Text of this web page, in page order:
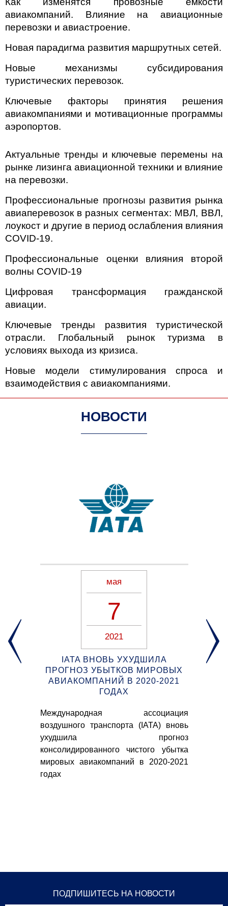
авиакомпаний. Влияние на авиационные
перевозки и авиастроение.
Новая парадигма развития маршрутных сетей.
Новые механизмы субсидирования
туристических перевозок.
Ключевые факторы принятия решения
авиакомпаниями и мотивационные программы
аэропортов.
Актуальные тренды и ключевые перемены на
рынке лизинга авиационной техники и влияние
на перевозки.
Профессиональные прогнозы развития рынка
авиаперевозок в разных сегментах: МВЛ, ВВЛ,
лоукост и другие в период ослабления влияния
COVID-19.
Профессиональные оценки влияния второй
волны COVID-19
Цифровая трансформация гражданской
авиации.
Ключевые тренды развития туристической
отрасли. Глобальный рынок туризма в
условиях выхода из кризиса.
Новые модели стимулирования спроса и
взаимодействия с авиакомпаниями.
НОВОСТИ
мая
7
2021
IATA ВНОВЬ УХУДШИЛА
ПРОГНОЗ УБЫТКОВ МИРОВЫХ
АВИАКОМПАНИЙ В 2020-2021
ГОДАХ
Международная ассоциация
воздушного транспорта (IАТА) вновь
ухудшила прогноз
консолидированного чистого убытка
мировых авиакомпаний в 2020-2021
годах
ПОДПИШИТЕСЬ НА НОВОСТИ